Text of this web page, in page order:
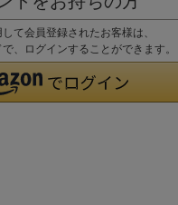
て会員登録されたお客様は、
、ログインすることができます。